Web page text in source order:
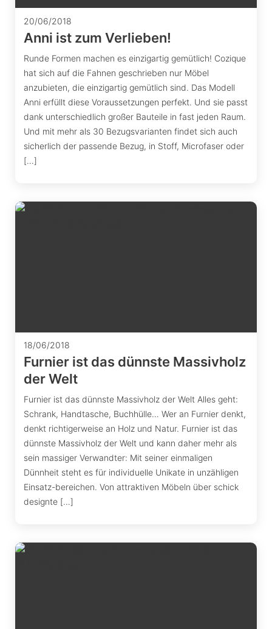
20/06/2018
Anni ist zum Verlieben!
Runde Formen machen es einzigartig gemütlich! Cozique
hat sich auf die Fahnen geschrieben nur Möbel
anzubieten, die einzigartig gemütlich sind. Das Modell
Anni erfüllt diese Voraussetzungen perfekt. Und sie passt
dank unterschiedlich großer Bauteile in fast jeden Raum.
Und mit mehr als 30 Bezugsvarianten findet sich auch
sicherlich der passende Bezug, in Stoff, Microfaser oder
[…]
18/06/2018
Furnier ist das dünnste Massivholz
der Welt
Furnier ist das dünnste Massivholz der Welt Alles geht:
Schrank, Handtasche, Buchhülle… Wer an Furnier denkt,
denkt richtigerweise an Holz und Natur. Furnier ist das
dünnste Massivholz der Welt und kann daher mehr als
sein massiger Verwandter: Mit seiner einmaligen
Dünnheit steht es für individuelle Unikate in unzähligen
Einsatz-bereichen. Von attraktiven Möbeln über schick
designte […]